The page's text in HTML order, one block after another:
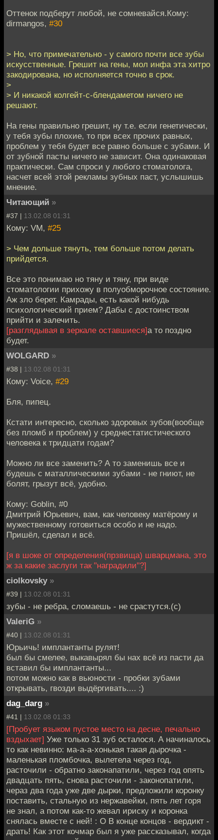
Оттенок подберут любой, не сомневайся.Кому:
dirmangos, #30
> Но, что примечательно - у самого почти все зубы
искусственные. Грешит на гены, мол инфа эта хитро
закодирована, но исполняется точно в срок.
>
> И никакой колгейт-с-блендаметом ничего не
решают.
На гены правильно грешит, ну т.е. если генетически,
у тебя зубы плохие, то при всех прочих равных,
проблем у тебя будет все равно больше с зубами. И
от зубной пасты ничего не зависит. Она одинаковая
практически. Сам спроси у любого стоматолога,
насчет всей этой рекламы зубных паст, услышишь
мнение.
Читающий »
#37 | 13.02.08 01:31
Кому: VM, #25
> Чем дольше тянуть, тем больше потом делать
прийдется.
Все это понимаю но тяну и тяну, при виде
стоматологии прихожу в полуобморочное состояние.
Аж зло берет. Камрады, есть какой нибудь
психологический прием? Дабы с достоинством
прийти и залечить.
[разглядывая в зеркале оставшиеся]а то поздно
будет.
WOLGARD »
#38 | 13.02.08 01:31
Кому: Voice, #29
Бля, пипец.
Кстати интересно, сколько здоровых зубов(вообще
без пломб и проблем) у среднестатистического
человека к тридцати годам?
Можно ли все заменить? А то заменишь все и
будешь с маталлическими зубами - не гниют, не
болят, грызут всё, удобно.
Кому: Goblin, #0
Дмитрий Юрьевич, вам, как человеку матёрому и
мужественному готовиться особо и не надо.
Пришёл, сделал и всё.
[я в шоке от определения(прзвища) шварцмана, это
ж за какие заслуги так "наградили"?]
ciolkovsky »
#39 | 13.02.08 01:31
зубы - не ребра, сломаешь - не срастутся.(с)
ValeriG »
#40 | 13.02.08 01:31
Юрьичь! имплантанты рулят!
был бы смелее, выкавырял бы нах всё из пасти да
вставил бы имплантанты...
потом можно как в вьюности - пробки зубами
открывать, гвозди выдёргивать.... :)
dag_darg »
#41 | 13.02.08 01:33
[Пробует языком пустое место на десне, печально
вздыхает] Уже только 31 зуб осталося. А начиналось
то как невинно: ма-а-а-хонькая такая дырочка -
маленькая пломбочка, вылетела через год,
расточили - обратно законапатили, через год опять
двадцать пять, снова расточили - законопатили,
чераз два года уже две дырки, предложили коронку
поставить, стальную из нержавейки, пять лет горя
не знал, а потом как-то жевал ириску и коронка
снялась вместе с ней! : О В конце концов - вердикт -
драть! Как этот кочмар был я уже рассказывал, когда